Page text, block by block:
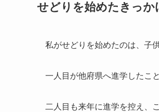
せどりを始めたきっか
私がせどりを始めたのは、子
一人目が他府県へ進学したこ
二人目も来年に進学を控え、